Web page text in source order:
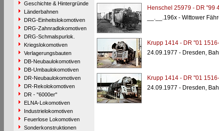
Geschichte & Hintergründe
Länderbahnen
DRG-Einheitslokomotiven
DRG-Zahnradlokomotiven
DRG-Schmalspurlok.
Kriegslokomotiven
Verlagerungsbauten
DB-Neubaulokomotiven
DB-Umbaulokomotiven
DR-Neubaulokomotiven
DR-Rekolokomotiven
DR - "6000er"
ELNA-Lokomotiven
Industrielokomotiven
Feuerlose Lokomotiven
Sonderkonstruktionen
Henschel 25979 - DR "99
__.__.196x - Wittower
Krupp 1414 - DR "01
24.09.1977 - Dresden,
Krupp 1414 - DR "01
24.09.1977 - Dresden,